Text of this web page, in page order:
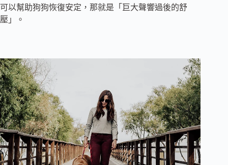
可以幫助狗狗恢復安定，那就是「巨大聲響過後的舒
壓」。